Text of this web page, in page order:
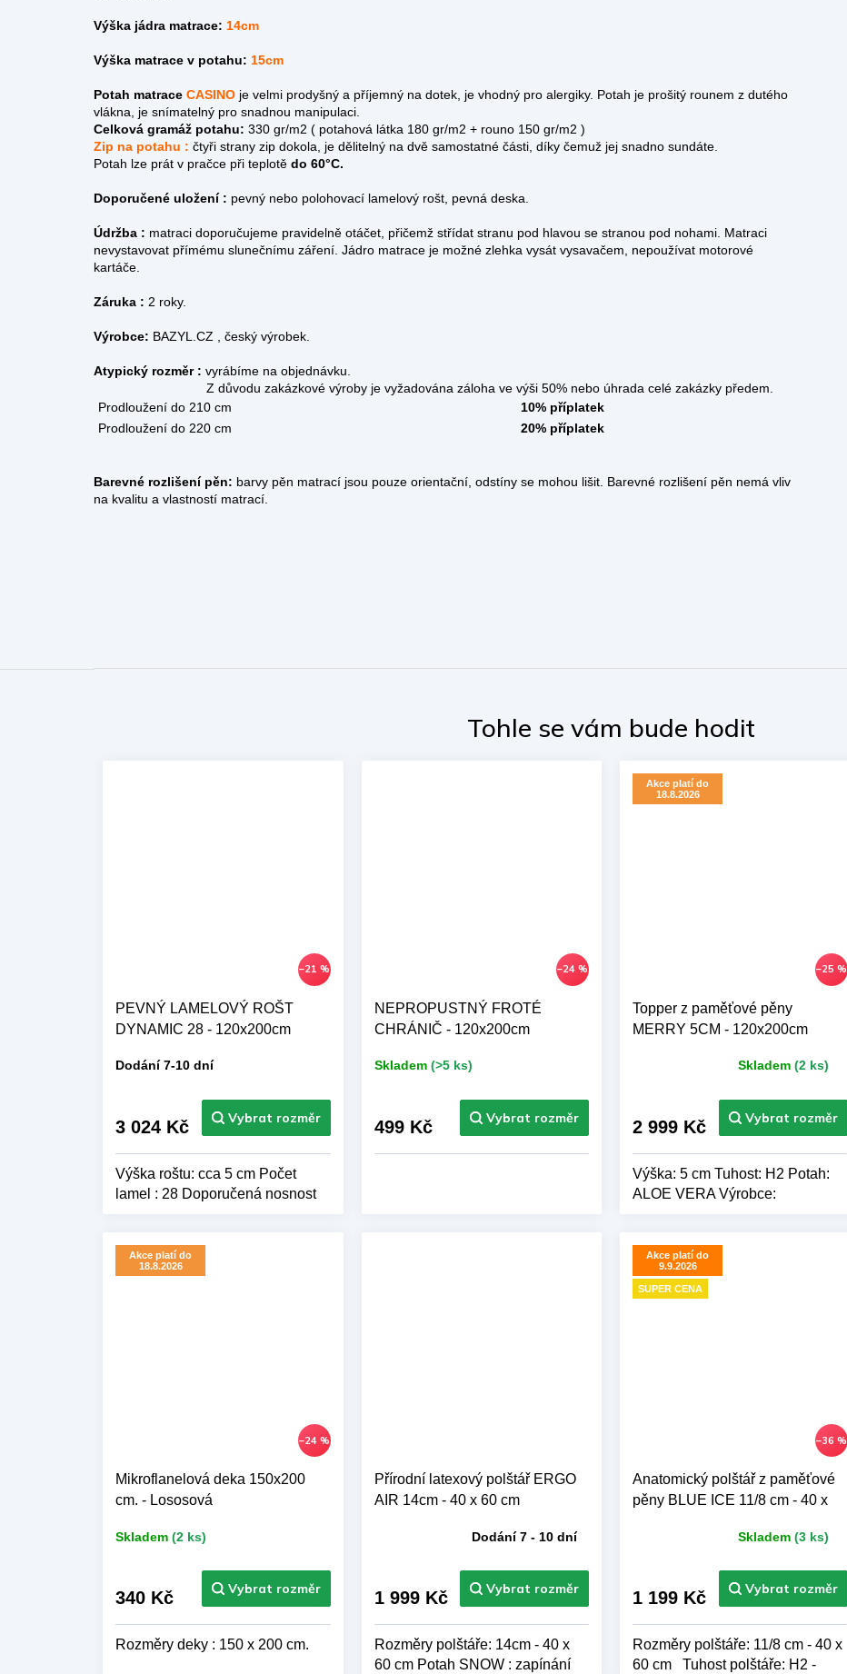
–21 %
PEVNÝ LAMELOVÝ ROŠT
DYNAMIC 28 - 120x200cm
Dodání 7-10 dní
3 024 Kč
Výška roštu: cca 5 cm Počet
lamel : 28 Doporučená nosnost
–24 %
NEPROPUSTNÝ FROTÉ
CHRÁNIČ - 120x200cm
Skladem (>5 ks)
499 Kč
Akce platí do
18.8.2026
–25 %
Topper z paměťové pěny
MERRY 5CM - 120x200cm
je
hvězdiček.
Skladem (2 ks)
2 999 Kč
Výška: 5 cm Tuhost: H2 Potah:
ALOE VERA Výrobce:
Akce platí do
18.8.2026
–24 %
Mikroflanelová deka 150x200
cm. - Lososová
Skladem (2 ks)
340 Kč
Rozměry deky : 150 x 200 cm.
Přírodní latexový polštář ERGO
AIR 14cm - 40 x 60 cm
je
hvězdiček.
Dodání 7 - 10 dní
1 999 Kč
Rozměry polštáře: 14cm - 40 x
60 cm Potah SNOW : zapínání
Akce platí do
9.9.2026
SUPER CENA
–36 %
Anatomický polštář z paměťové
pěny BLUE ICE 11/8 cm - 40 x
je
hvězdiček.
Skladem (3 ks)
1 199 Kč
Rozměry polštáře: 11/8 cm - 40 x
60 cm Tuhost polštáře: H2 -
Výška jádra matrace: 14cm
Výška matrace v potahu: 15cm
Potah matrace CASINO je velmi prodyšný a příjemný na dotek, je vhodný pro alergiky. Potah je prošitý rounem z dutého
vlákna, je snímatelný pro snadnou manipulaci.
Celková gramáž potahu: 330 gr/m2 ( potahová látka 180 gr/m2 + rouno 150 gr/m2 )
Zip na potahu : čtyři strany zip dokola, je dělitelný na dvě samostatné části, díky čemuž jej snadno sundáte.
Potah lze prát v pračce při teplotě do 60°C.
Doporučené uložení : pevný nebo polohovací lamelový rošt, pevná deska.
Údržba : matraci doporučujeme pravidelně otáčet, přičemž střídat stranu pod hlavou se stranou pod nohami. Matraci
nevystavovat přímému slunečnímu záření. Jádro matrace je možné zlehka vysát vysavačem, nepoužívat motorové
kartáče.
Záruka : 2 roky.
Výrobce: BAZYL.CZ , český výrobek.
Atypický rozměr : vyrábíme na objednávku.
Z důvodu zakázkové výroby je vyžadována záloha ve výši 50% nebo úhrada celé zakázky předem.
Prodloužení do 210 cm
10% příplatek
Prodloužení do 220 cm
20% příplatek
Barevné rozlišení pěn: barvy pěn matrací jsou pouze orientační, odstíny se mohou lišit. Barevné rozlišení pěn nemá vliv
na kvalitu a vlastností matrací.